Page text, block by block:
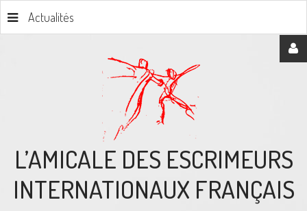
L’AMICALE DES ESCRIMEURS
INTERNATIONAUX FRANÇAIS
Actualités
Identifiant
Mot
passe